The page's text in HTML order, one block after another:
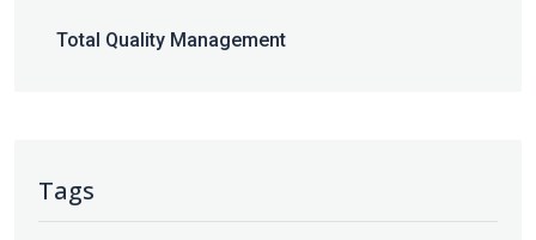
Total Quality Management
Tags